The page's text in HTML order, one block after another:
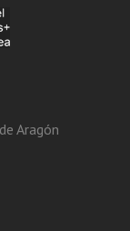
Aragón